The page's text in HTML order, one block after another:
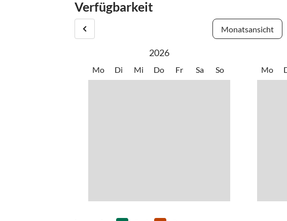
Verfügbarkeit
Monatsansicht
2026
Mo Di Mi Do Fr Sa So Mo